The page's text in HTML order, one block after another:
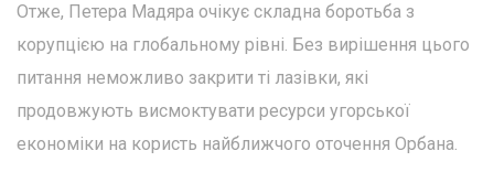
Отже, Петера Мадяра очікує складна боротьба з
корупцією на глобальному рівні. Без вирішення цього
питання неможливо закрити ті лазівки, які
продовжують висмоктувати ресурси угорської
економіки на користь найближчого оточення Орбана.